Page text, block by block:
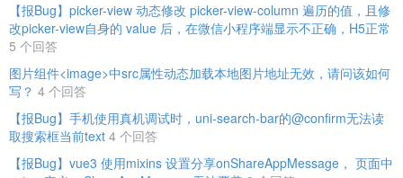
【报Bug】picker-view 动态修改 picker-view-column 遍历的值，且修
改picker-view自身的 value 后，在微信小程序端显示不正确，H5正常
5 个回答
图片组件<image>中src属性动态加载本地图片地址无效，请问该如何
写？ 4 个回答
【报Bug】手机使用真机调试时，uni-search-bar的@confirm无法读
取搜索框当前text 4 个回答
【报Bug】vue3 使用mixins 设置分享onShareAppMessage， 页面中